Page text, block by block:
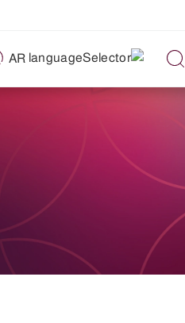
AR